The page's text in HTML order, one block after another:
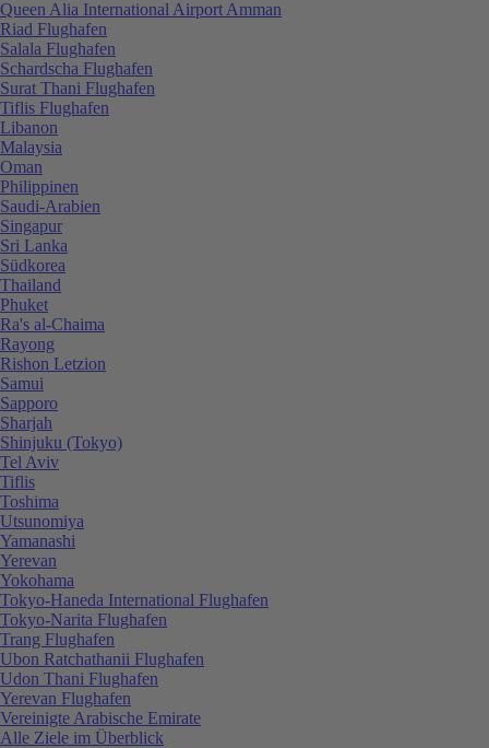
Queen Alia International Airport Amman
Riad Flughafen
Salala Flughafen
Schardscha Flughafen
Surat Thani Flughafen
Tiflis Flughafen
Libanon
Malaysia
Oman
Philippinen
Saudi-Arabien
Singapur
Sri Lanka
Südkorea
Thailand
Phuket
Ra's al-Chaima
Rayong
Rishon Letzion
Samui
Sapporo
Sharjah
Shinjuku (Tokyo)
Tel Aviv
Tiflis
Toshima
Utsunomiya
Yamanashi
Yerevan
Yokohama
Tokyo-Haneda International Flughafen
Tokyo-Narita Flughafen
Trang Flughafen
Ubon Ratchathanii Flughafen
Udon Thani Flughafen
Yerevan Flughafen
Vereinigte Arabische Emirate
Alle Ziele im Überblick